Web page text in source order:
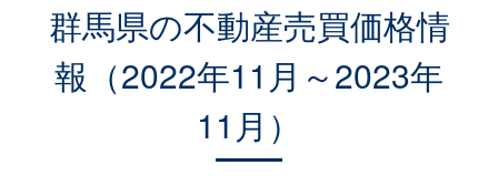
群馬県の不動産売買価格情
報（2022年11月～2023年
11月）